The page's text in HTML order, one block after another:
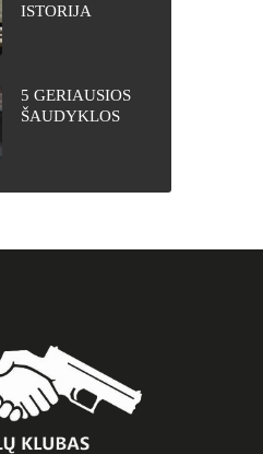
ISTORIJA
5 GERIAUSIOS
ŠAUDYKLOS